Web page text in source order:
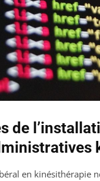
de
en kinésithérapie